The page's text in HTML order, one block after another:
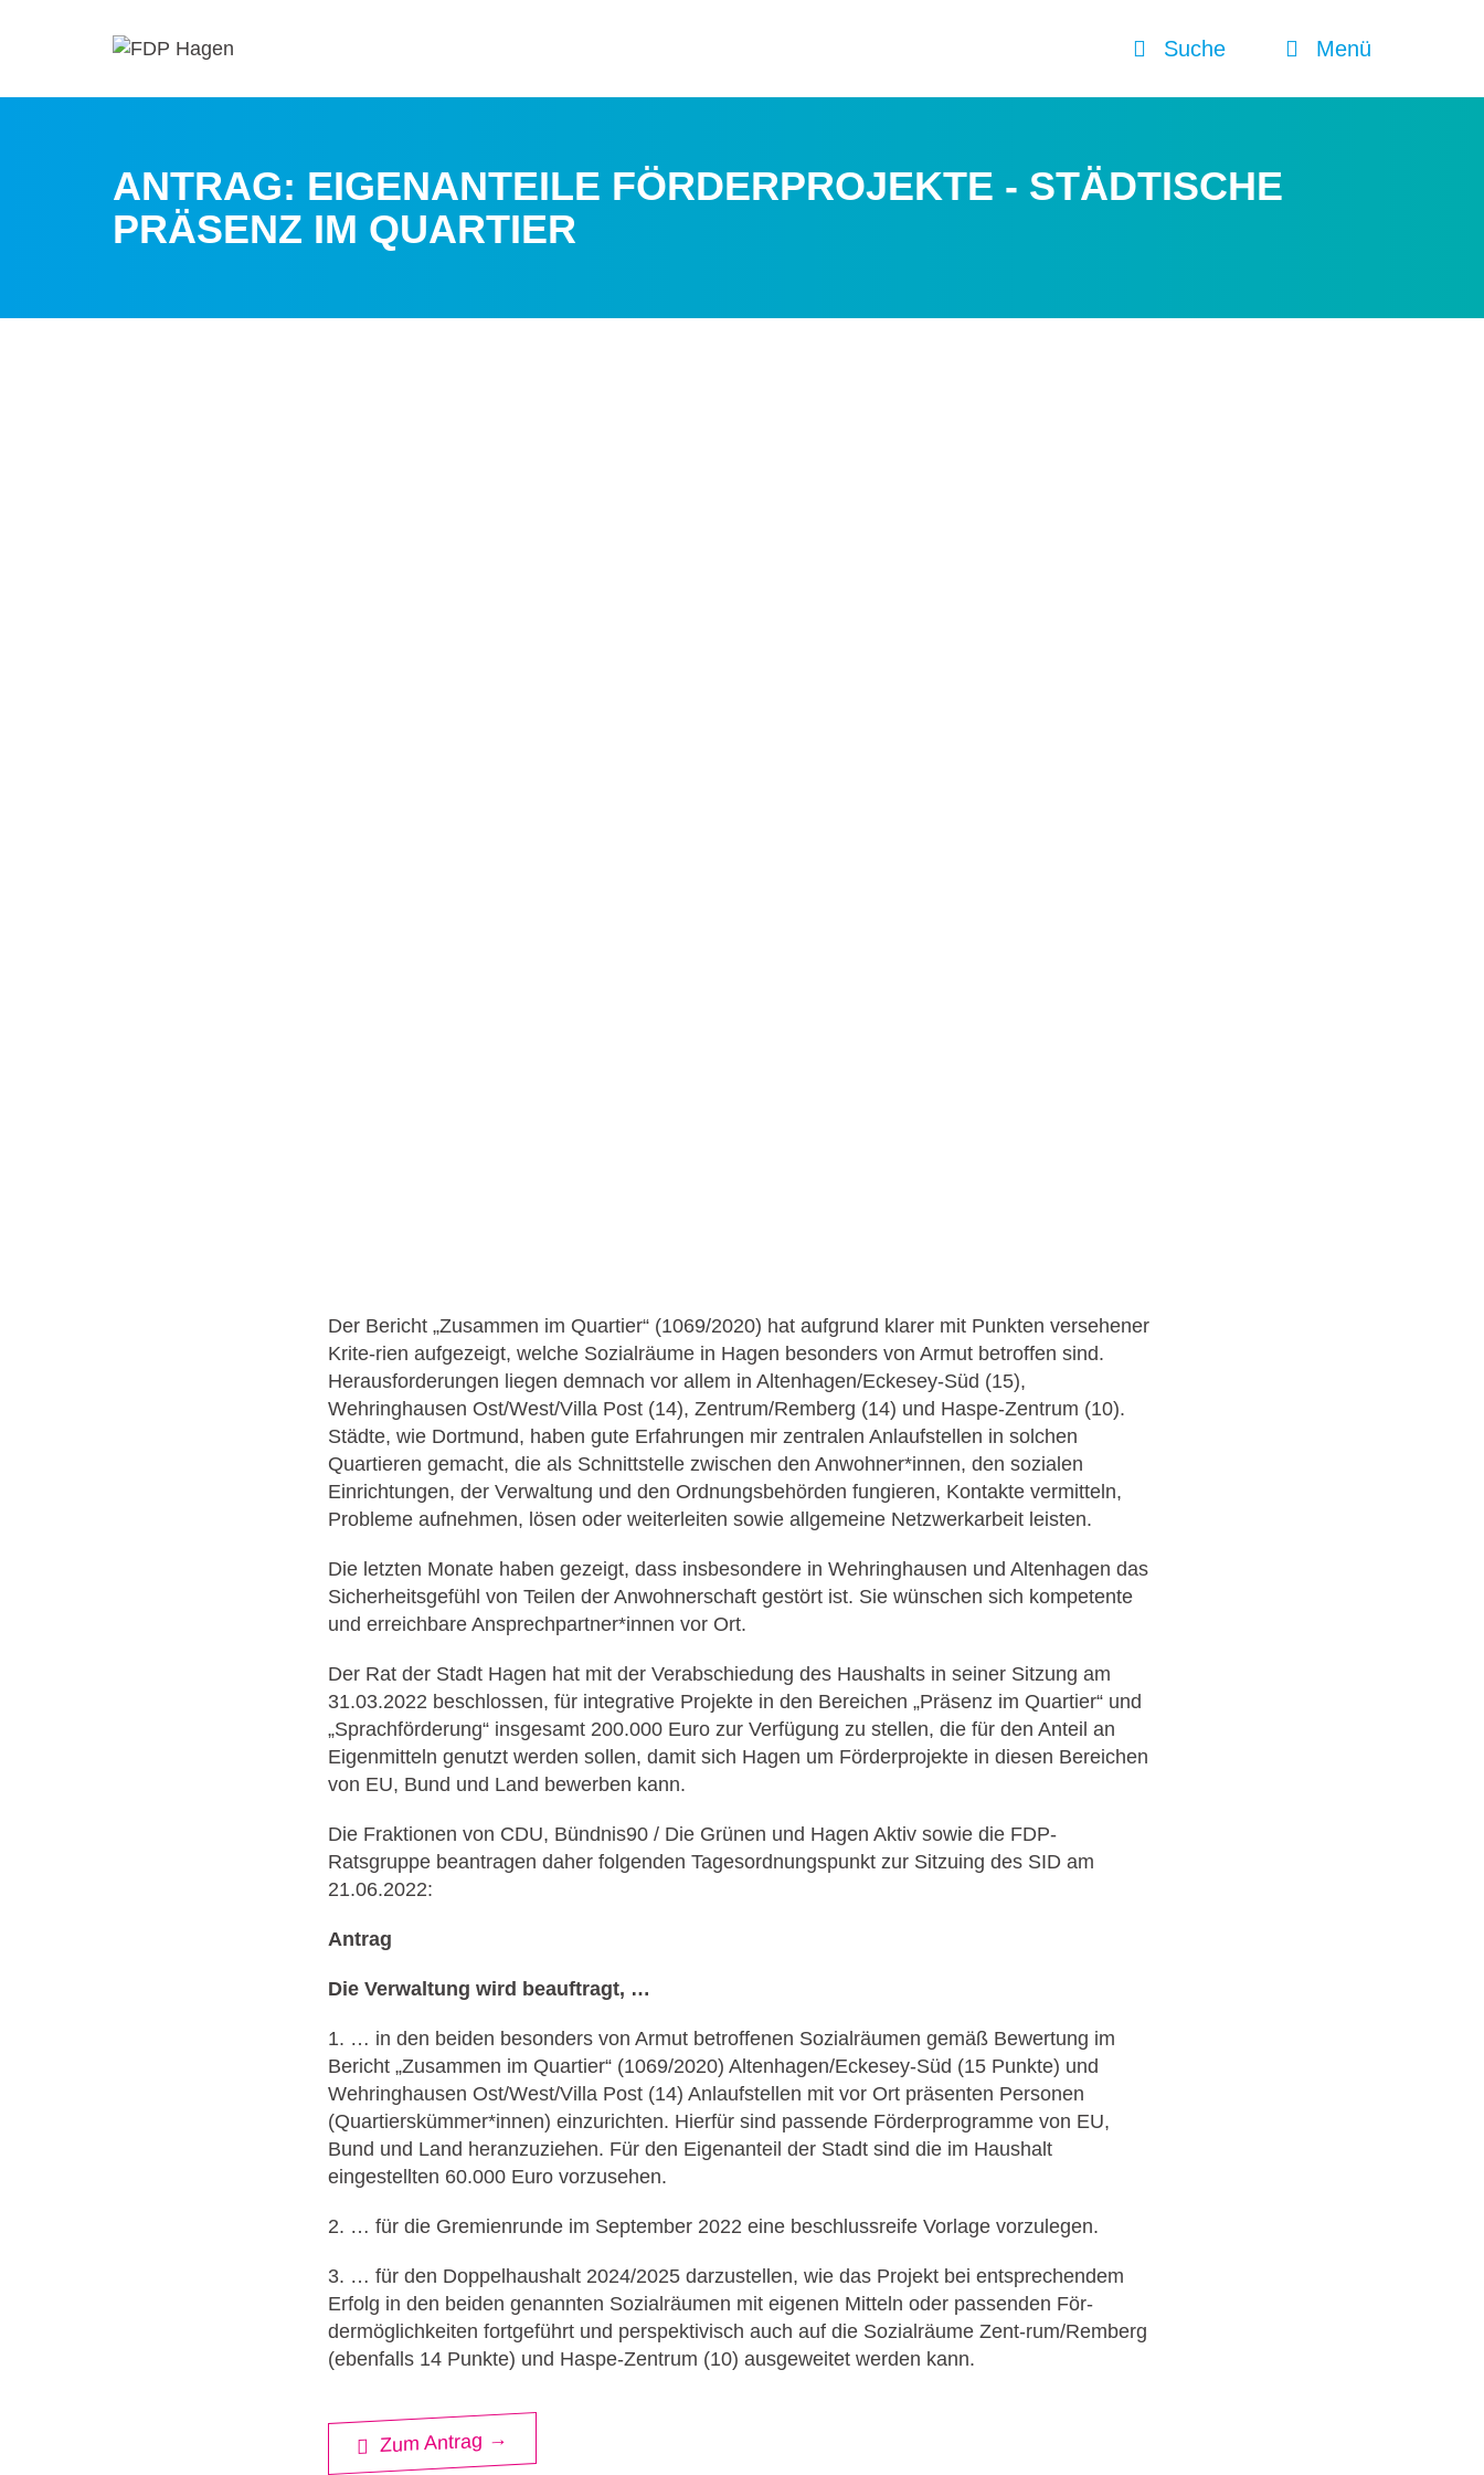
Suche Menü
ANTRAG: EIGENANTEILE FÖRDERPROJEKTE - STÄDTISCHE
PRÄSENZ IM QUARTIER
Der Bericht „Zusammen im Quartier“ (1069/2020) hat aufgrund klarer mit Punkten versehener
Krite-rien aufgezeigt, welche Sozialräume in Hagen besonders von Armut betroffen sind.
Herausforderungen liegen demnach vor allem in Altenhagen/Eckesey-Süd (15),
Wehringhausen Ost/West/Villa Post (14), Zentrum/Remberg (14) und Haspe-Zentrum (10).
Städte, wie Dortmund, haben gute Erfahrungen mir zentralen Anlaufstellen in solchen
Quartieren gemacht, die als Schnittstelle zwischen den Anwohner*innen, den sozialen
Einrichtungen, der Verwaltung und den Ordnungsbehörden fungieren, Kontakte vermitteln,
Probleme aufnehmen, lösen oder weiterleiten sowie allgemeine Netzwerkarbeit leisten.
Die letzten Monate haben gezeigt, dass insbesondere in Wehringhausen und Altenhagen das
Sicherheitsgefühl von Teilen der Anwohnerschaft gestört ist. Sie wünschen sich kompetente
und erreichbare Ansprechpartner*innen vor Ort.
Der Rat der Stadt Hagen hat mit der Verabschiedung des Haushalts in seiner Sitzung am
31.03.2022 beschlossen, für integrative Projekte in den Bereichen „Präsenz im Quartier“ und
„Sprachförderung“ insgesamt 200.000 Euro zur Verfügung zu stellen, die für den Anteil an
Eigenmitteln genutzt werden sollen, damit sich Hagen um Förderprojekte in diesen Bereichen
von EU, Bund und Land bewerben kann.
Die Fraktionen von CDU, Bündnis90 / Die Grünen und Hagen Aktiv sowie die FDP-
Ratsgruppe beantragen daher folgenden Tagesordnungspunkt zur Sitzuing des SID am
21.06.2022:
Antrag
Die Verwaltung wird beauftragt, …
1. … in den beiden besonders von Armut betroffenen Sozialräumen gemäß Bewertung im
Bericht „Zusammen im Quartier“ (1069/2020) Altenhagen/Eckesey-Süd (15 Punkte) und
Wehringhausen Ost/West/Villa Post (14) Anlaufstellen mit vor Ort präsenten Personen
(Quartierskümmer*innen) einzurichten. Hierfür sind passende Förderprogramme von EU,
Bund und Land heranzuziehen. Für den Eigenanteil der Stadt sind die im Haushalt
eingestellten 60.000 Euro vorzusehen.
2. … für die Gremienrunde im September 2022 eine beschlussreife Vorlage vorzulegen.
3. … für den Doppelhaushalt 2024/2025 darzustellen, wie das Projekt bei entsprechendem
Erfolg in den beiden genannten Sozialräumen mit eigenen Mitteln oder passenden För-
dermöglichkeiten fortgeführt und perspektivisch auch auf die Sozialräume Zent-rum/Remberg
(ebenfalls 14 Punkte) und Haspe-Zentrum (10) ausgeweitet werden kann.
Zum Antrag →